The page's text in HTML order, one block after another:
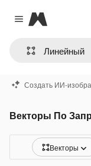
Close menu
Magnific
Создать ИИ-
Векторы По
Векторы